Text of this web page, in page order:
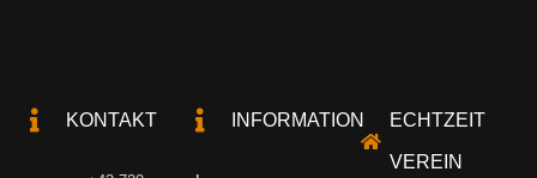
KONTAKT INFORMATION ECHTZEIT
VEREIN